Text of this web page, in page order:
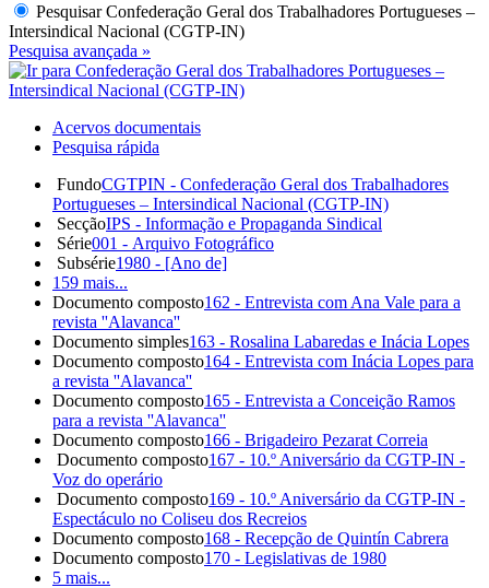
PesquisarConfederação Geral dos Trabalhadores Portugueses –
Intersindical Nacional (CGTP-IN)
Pesquisa avançada »
Acervos documentais
Pesquisa rápida
FundoCGTPIN - Confederação Geral dos Trabalhadores
Portugueses – Intersindical Nacional (CGTP-IN)
SecçãoIPS - Informação e Propaganda Sindical
Série001 - Arquivo Fotográfico
Subsérie1980 - [Ano de]
159 mais...
Documento composto162 - Entrevista com Ana Vale para a
revista ''Alavanca''
Documento simples163 - Rosalina Labaredas e Inácia Lopes
Documento composto164 - Entrevista com Inácia Lopes para
a revista ''Alavanca''
Documento composto165 - Entrevista a Conceição Ramos
para a revista ''Alavanca''
Documento composto166 - Brigadeiro Pezarat Correia
Documento composto167 - 10.º Aniversário da CGTP-IN -
Voz do operário
Documento composto169 - 10.º Aniversário da CGTP-IN -
Espectáculo no Coliseu dos Recreios
Documento composto168 - Recepção de Quintín Cabrera
Documento composto170 - Legislativas de 1980
5 mais...